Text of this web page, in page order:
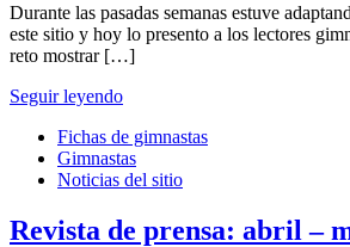
Durante las pasadas semanas estuve
este sitio y hoy lo presento a los lectores
reto mostrar […]
Seguir leyendo
Fichas de gimnastas
Gimnastas
Noticias del sitio
Revista de prensa: abril –